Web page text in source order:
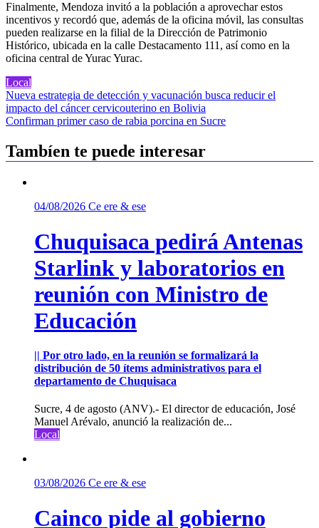
Finalmente, Mendoza invitó a la población a aprovechar estos
incentivos y recordó que, además de la oficina móvil, las consultas
pueden realizarse en la filial de la Dirección de Patrimonio
Histórico, ubicada en la calle Destacamento 111, así como en la
oficina central de Yurac Yurac.
Local
Navegación
de
Nueva estrategia de detección y vacunación busca reducir el
impacto del cáncer cervicouterino en Bolivia
Confirman primer caso de rabia porcina en Sucre
Tambíen te puede interesar
04/08/2026 Ce ere & ese
Chuquisaca pedirá Antenas
Starlink y laboratorios en
reunión con Ministro de
Educación
|| Por otro lado, en la reunión se formalizará la
distribución de 50 ítems administrativos para el
departamento de Chuquisaca
Sucre, 4 de agosto (ANV).- El director de educación, José
Manuel Arévalo, anunció la realización de...
Local
03/08/2026 Ce ere & ese
Cainco pide al gobierno